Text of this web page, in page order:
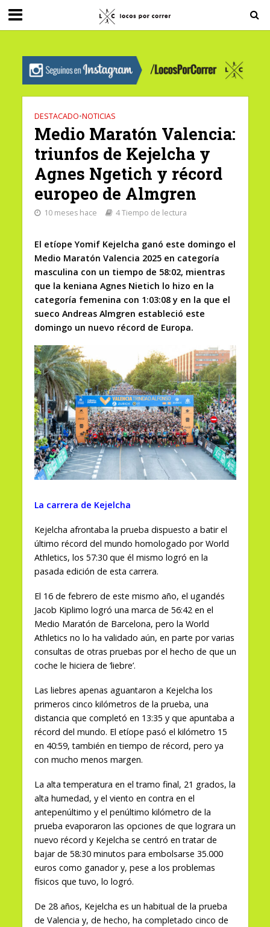
G-0X2PD3RFLV
DESTACADO•NOTICIAS
Medio Maratón Valencia:
triunfos de Kejelcha y
Agnes Ngetich y récord
europeo de Almgren
10 meses hace 4 Tiempo de lectura
El etíope Yomif Kejelcha ganó este domingo el
Medio Maratón Valencia 2025 en categoría
masculina con un tiempo de 58:02, mientras
que la keniana Agnes Nietich lo hizo en la
categoría femenina con 1:03:08 y en la que el
sueco Andreas Almgren estableció este
domingo un nuevo récord de Europa.
La carrera de Kejelcha
Kejelcha afrontaba la prueba dispuesto a batir el
último récord del mundo homologado por World
Athletics, los 57:30 que él mismo logró en la
pasada edición de esta carrera.
El 16 de febrero de este mismo año, el ugandés
Jacob Kiplimo logró una marca de 56:42 en el
Medio Maratón de Barcelona, pero la World
Athletics no lo ha validado aún, en parte por varias
consultas de otras pruebas por el hecho de que un
coche le hiciera de ‘liebre’.
Las liebres apenas aguantaron a Kejelcha los
primeros cinco kilómetros de la prueba, una
distancia que completó en 13:35 y que apuntaba a
récord del mundo. El etíope pasó el kilómetro 15
en 40:59, también en tiempo de récord, pero ya
con mucho menos margen.
La alta temperatura en el tramo final, 21 grados, la
alta humedad, y el viento en contra en el
antepenúltimo y el penúltimo kilómetro de la
prueba evaporaron las opciones de que lograra un
nuevo récord y Kejelcha se centró en tratar de
bajar de 58:30 minutos para embolsarse 35.000
euros como ganador y, pese a los problemas
físicos que tuvo, lo logró.
De 28 años, Kejelcha es un habitual de la prueba
de Valencia y, de hecho, ha completado cinco de